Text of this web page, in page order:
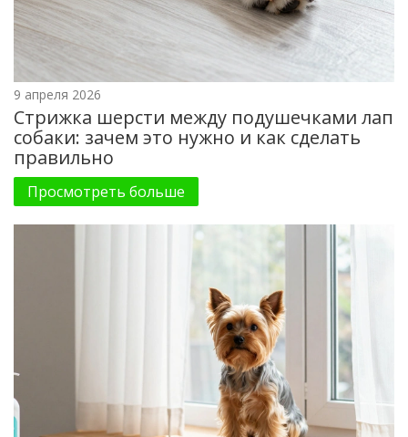
9 апреля 2026
Стрижка шерсти между подушечками лап
собаки: зачем это нужно и как сделать
правильно
Просмотреть больше